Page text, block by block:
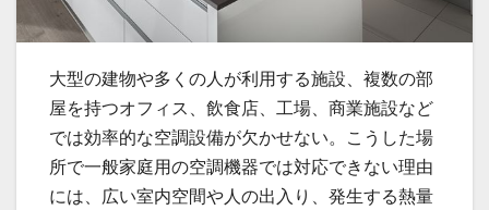
大型の建物や多くの人が利用する施設、複数の部
屋を持つオフィス、飲食店、工場、商業施設など
では効率的な空調設備が欠かせない。
こうした場
所で一般家庭用の空調機器では対応できない理由
には、広い室内空間や人の出入り、発生する熱量